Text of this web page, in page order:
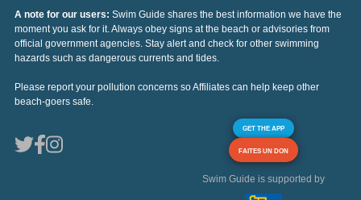
A note for our users: Swim Guide shares the best information we have the
moment you ask for it. Always obey signs at the beach or advisories from
official government agencies. Stay alert and check for other swimming
hazards such as dangerous currents and tides.
Please report your pollution concerns so Affiliates can help keep other
beach-goers safe.
GET THE APP
FAITES UN DON
Swim Guide is supported by